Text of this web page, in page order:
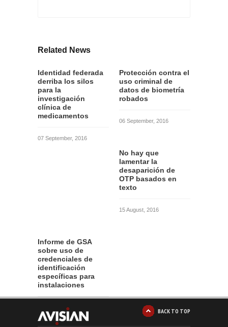
Related News
Identidad federada
derriba los silos
para la
investigación
clínica de
medicamentos
07 September, 2016
Protección contra el
uso criminal de
datos de biometría
robados
06 September, 2016
No hay que
lamentar la
desaparición de
OTP basados en
texto
15 August, 2016
Informe de GSA
sobre uso de
credenciales de
identificación
específicas para
instalaciones
12 August, 2016 BACK TO TOP